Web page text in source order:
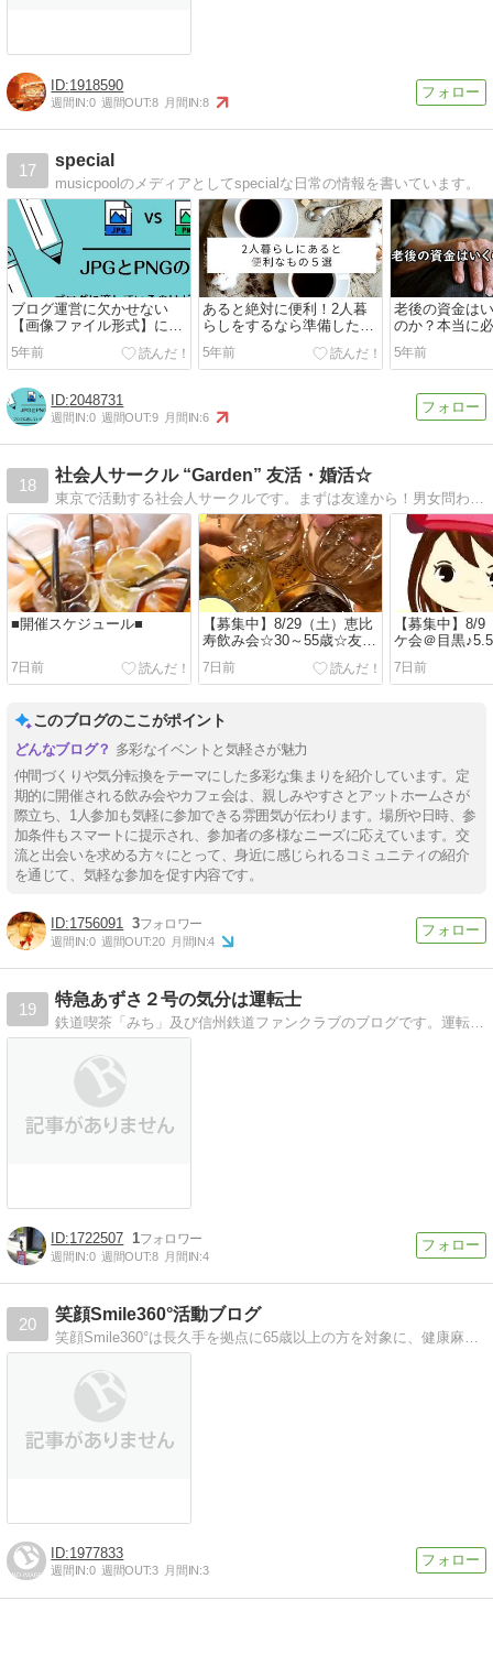
1918590
週間IN:0 週間OUT:8 月間IN:8
17
special
musicpoolのメディアとしてspecialな日常の情報を書いています。
ブログ運営に欠かせない
【画像ファイル形式】につ
いて解説。JPGとPNGの使
い分けは？
5年前
あると絶対に便利！2人暮
らしをするなら準備したほ
うがいいもの５選
5年前
老後の資金は
のか？本当に
調べることの
て
5年前
2048731
週間IN:0 週間OUT:9 月間IN:6
18
社会人サークル “Garden” 友活・婚活☆
東京で活動する社会人サークルです。まずは友達から！男女問わず一緒に楽しく仲良く飲みませんか♪毎回アットホームに飲んでます。年齢層は30代40代位です。
■開催スケジュール■
7日前
【募集中】8/29（土）恵比
寿飲み会☆30～55歳☆友活
婚活♪（女性早割あり）
7日前
【募集中】8/9
ケ会＠目黒
退OK）現在8人
7日前
このブログのここがポイント
多彩なイベントと気軽さが魅力
仲間づくりや気分転換をテーマにした多彩な集まりを紹介しています。定
期的に開催される飲み会やカフェ会は、親しみやすさとアットホームさが
際立ち、1人参加も気軽に参加できる雰囲気が伝わります。場所や日時、参
加条件もスマートに提示され、参加者の多様なニーズに応えています。交
流と出会いを求める方々にとって、身近に感じられるコミュニティの紹介
を通じて、気軽な参加を促す内容です。
1756091 3
週間IN:0 週間OUT:20 月間IN:4
19
特急あずさ２号の気分は運転士
鉄道喫茶「みち」及び信州鉄道ファンクラブのブログです。運転室展望ビデオで運転士気分な毎日を。
1722507 1
週間IN:0 週間OUT:8 月間IN:4
20
笑顔Smile360°活動ブログ
1977833
週間IN:0 週間OUT:3 月間IN:3